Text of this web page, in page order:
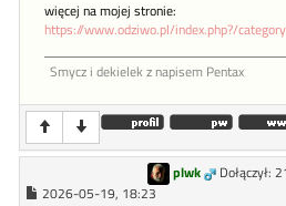
więcej na mojej stronie:
https://www.odziwo.pl/index.php?/
Smycz i dekielek z napisem Pentax
plwk
Dołączył:
2026-05-19, 18:23